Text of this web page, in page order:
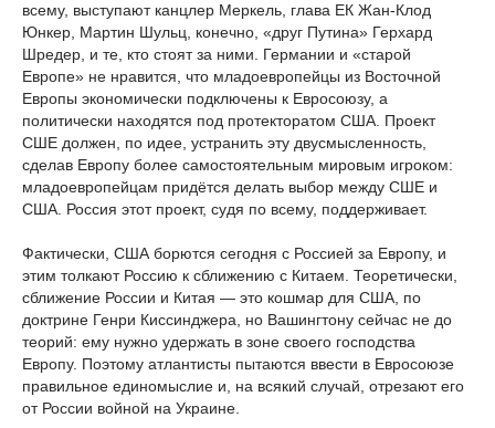
всему, выступают канцлер Меркель, глава ЕК Жан-Клод
Юнкер, Мартин Шульц, конечно, «друг Путина» Герхард
Шредер, и те, кто стоят за ними. Германии и «старой
Европе» не нравится, что младоевропейцы из Восточной
Европы экономически подключены к Евросоюзу, а
политически находятся под протекторатом США. Проект
СШЕ должен, по идее, устранить эту двусмысленность,
сделав Европу более самостоятельным мировым игроком:
младоевропейцам придётся делать выбор между СШЕ и
США. Россия этот проект, судя по всему, поддерживает.
Фактически, США борются сегодня с Россией за Европу, и
этим толкают Россию к сближению с Китаем. Теоретически,
сближение России и Китая — это кошмар для США, по
доктрине Генри Киссинджера, но Вашингтону сейчас не до
теорий: ему нужно удержать в зоне своего господства
Европу. Поэтому атлантисты пытаются ввести в Евросоюзе
правильное единомыслие и, на всякий случай, отрезают его
от России войной на Украине.